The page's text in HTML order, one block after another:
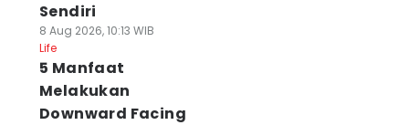
Sendiri
8 Aug 2026, 10:13 WIB
Life
5 Manfaat
Melakukan
Downward Facing